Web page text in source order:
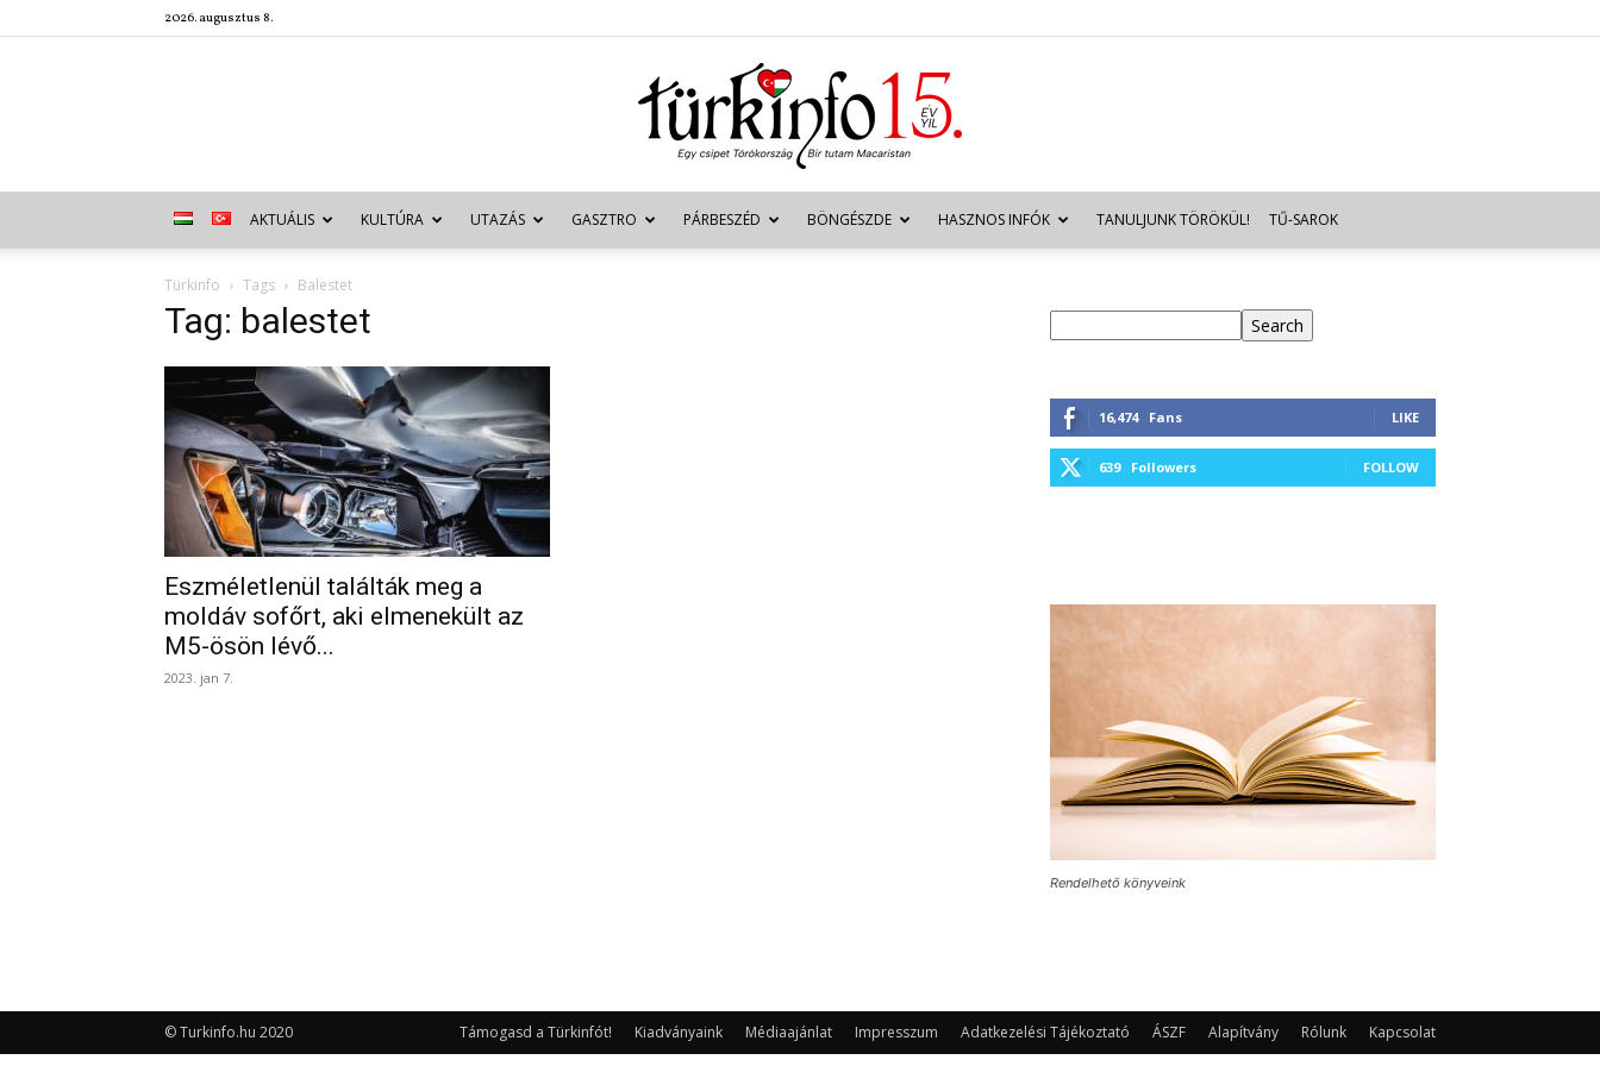
2026. augusztus 8.
Türkinfo
AKTUÁLIS KULTÚRA UTAZÁS GASZTRO PÁRBESZÉD BÖNGÉSZDE HASZNOS INFÓK TANULJUNK TÖRÖKÜL! TŰ-SAROK
Türkinfo Tags Balestet
Tag: balestet
Eszméletlenül találták meg a
moldáv sofőrt, aki elmenekült az
M5-ösön lévő...
2023. jan 7.
Search
16,474 Fans LIKE
639 Followers FOLLOW
Rendelhető könyveink
Támogasd a Türkinfót! Kiadványaink Médiaajánlat Impresszum Adatkezelési Tájékoztató ÁSZF Alapítvány Rólunk Kapcsolat
© Turkinfo.hu 2020